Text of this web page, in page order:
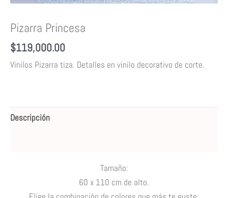
Pizarra Princesa
$119,000.00
Vinilos Pizarra tiza. Detalles en vinilo decorativo de corte.
Descripción
Tamaño:
60 x 110 cm de alto.